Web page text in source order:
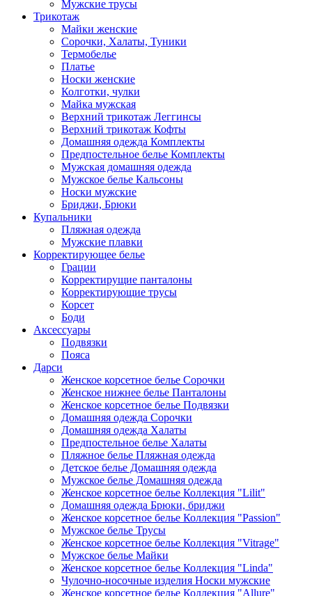
Мужские трусы
Трикотаж
Майки женские
Сорочки, Халаты, Туники
Термобелье
Платье
Носки женские
Колготки, чулки
Майка мужская
Верхний трикотаж Леггинсы
Верхний трикотаж Кофты
Домашняя одежда Комплекты
Предпостельное белье Комплекты
Мужская домашняя одежда
Мужское белье Кальсоны
Носки мужские
Бриджи, Брюки
Купальники
Пляжная одежда
Мужские плавки
Корректирующее белье
Грации
Корректирущие панталоны
Корректирующие трусы
Корсет
Боди
Аксессуары
Подвязки
Пояса
Дарси
Женское корсетное белье Сорочки
Женское нижнее белье Панталоны
Женское корсетное белье Подвязки
Домашняя одежда Сорочки
Домашняя одежда Халаты
Предпостельное белье Халаты
Пляжное белье Пляжная одежда
Детское белье Домашняя одежда
Мужское белье Домашняя одежда
Женское корсетное белье Коллекция "Lilit"
Домашняя одежда Брюки, бриджи
Женское корсетное белье Коллекция "Passion"
Мужское белье Трусы
Женское корсетное белье Коллекция "Vitrage"
Мужское белье Майки
Женское корсетное белье Коллекция "Linda"
Чулочно-носочные изделия Носки мужские
Женское корсетное белье Коллекция "Allure"